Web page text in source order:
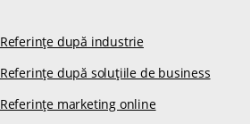
Referințe după industrie
Referințe după soluțiile de business
Referințe marketing online